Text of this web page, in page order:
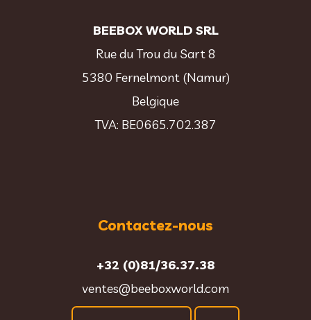
BEEBOX WORLD SRL
Rue du Trou du Sart 8
5380 Fernelmont (Namur)
Belgique
TVA: BE0665.702.387
Contactez-nous
+32 (0)81/36.37.38
ventes@beeboxworld.com